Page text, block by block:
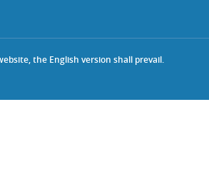
the English version shall prevail.